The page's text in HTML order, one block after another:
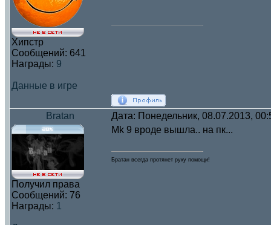
Хипстр
Сообщений: 641
Награды: 9
Данные в игре
Bratan Дата: Понедельник, 08.07.2013,
Получил права
Сообщений: 76
Награды: 1
Mk 9 вроде вышла.. на пк...
Братан всегда протянет руку помощи!